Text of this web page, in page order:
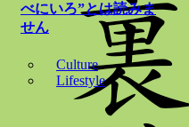
べにいろ”とは読みま
せん
Culture
Lifestyle